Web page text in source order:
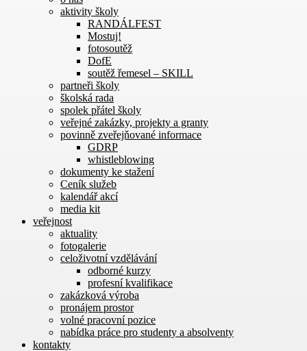
aktivity školy
RANDÁLFEST
Mostuj!
fotosoutěž
DofE
soutěž řemesel – SKILL
partneři školy
školská rada
spolek přátel školy
veřejné zakázky, projekty a granty
povinně zveřejňované informace
GDRP
whistleblowing
dokumenty ke stažení
Ceník služeb
kalendář akcí
media kit
veřejnost
aktuality
fotogalerie
celoživotní vzdělávání
odborné kurzy
profesní kvalifikace
zakázková výroba
pronájem prostor
volné pracovní pozice
nabídka práce pro studenty a absolventy
kontakty